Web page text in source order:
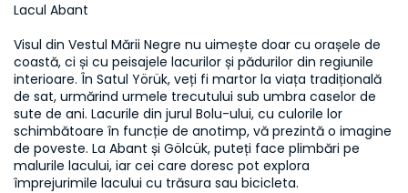
Lacul Abant
Visul din Vestul Mării Negre nu uimește doar cu orașele de
coastă, ci și cu peisajele lacurilor și pădurilor din regiunile
interioare. În Satul Yörük, veți fi martor la viața tradițională
de sat, urmărind urmele trecutului sub umbra caselor de
sute de ani. Lacurile din jurul Bolu-ului, cu culorile lor
schimbătoare în funcție de anotimp, vă prezintă o imagine
de poveste. La Abant și Gölcük, puteți face plimbări pe
malurile lacului, iar cei care doresc pot explora
împrejurimile lacului cu trăsura sau bicicleta.